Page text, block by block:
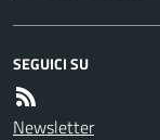
SEGUICI SU
Newsletter